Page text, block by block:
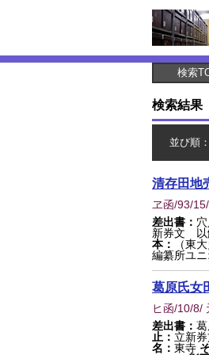
検索
検索結果
並び順：
清存田地
ヱ函/93/
差出書：
新券文 以
本：
（東
編纂所ユ
葛原氏女
ヒ函/10/8/
差出書：
止： 立新
名： 東寺